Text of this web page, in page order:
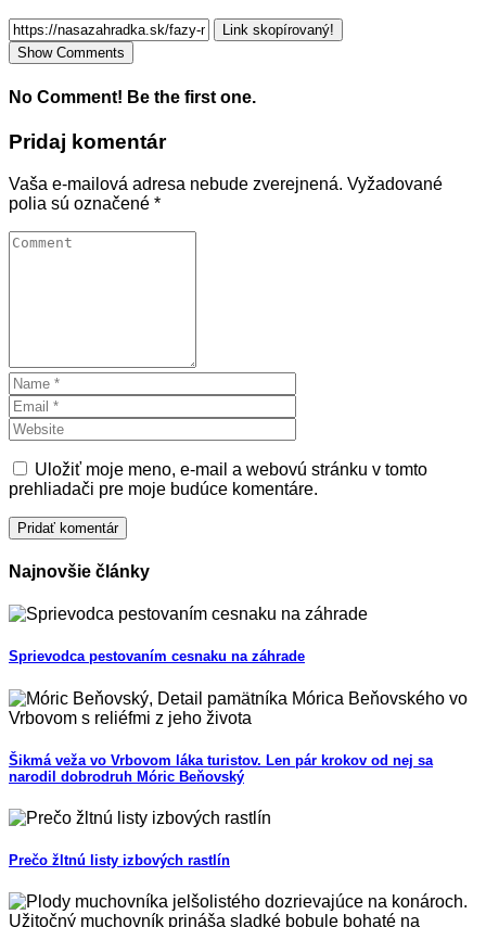
Link skopírovaný!
Show Comments
No Comment! Be the first one.
Pridaj komentár
Vaša e-mailová adresa nebude zverejnená. Vyžadované
polia sú označené *
Uložiť moje meno, e-mail a webovú stránku v tomto
prehliadači pre moje budúce komentáre.
Najnovšie články
Sprievodca pestovaním cesnaku na záhrade
Šikmá veža vo Vrbovom láka turistov. Len pár krokov od nej sa
narodil dobrodruh Móric Beňovský
Prečo žltnú listy izbových rastlín